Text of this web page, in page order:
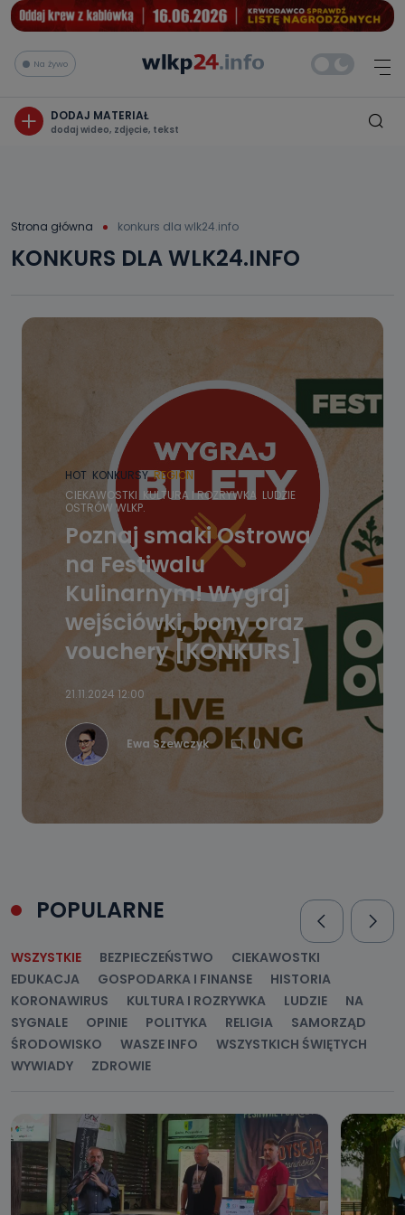
Na żywo
DODAJ MATERIAŁ
dodaj wideo, zdjęcie, tekst
Strona główna konkurs dla wlk24.info
KONKURS DLA WLK24.INFO
HOT KONKURSY REGION
CIEKAWOSTKI KULTURA I ROZRYWKA LUDZIE
OSTRÓW WLKP.
Poznaj smaki Ostrowa
na Festiwalu
Kulinarnym! Wygraj
wejściówki, bony oraz
vouchery [KONKURS]
21.11.2024 12:00
Ewa Szewczyk 0
POPULARNE
WSZYSTKIE BEZPIECZEŃSTWO
CIEKAWOSTKI
EDUKACJA
GOSPODARKA I FINANSE
HISTORIA
KORONAWIRUS
KULTURA I ROZRYWKA LUDZIE
NA
SYGNALE
OPINIE POLITYKA RELIGIA
SAMORZĄD
ŚRODOWISKO
WASZE INFO
WSZYSTKICH ŚWIĘTYCH
WYWIADY
ZDROWIE